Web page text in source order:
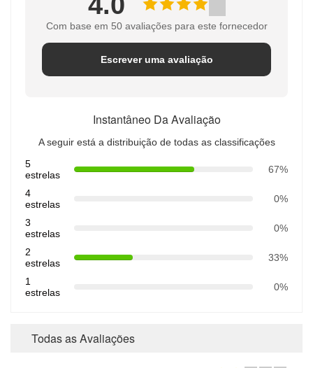
Com base em 50 avaliações para este fornecedor
Escrever uma avaliação
Instantâneo Da Avaliação
A seguir está a distribuição de todas as classificações
5
estrelas
67%
4
estrelas
0%
3
estrelas
0%
2
estrelas
33%
1
estrelas
0%
Todas as Avaliações